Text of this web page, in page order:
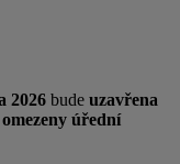
2026 bude uzavřena
omezeny úřední